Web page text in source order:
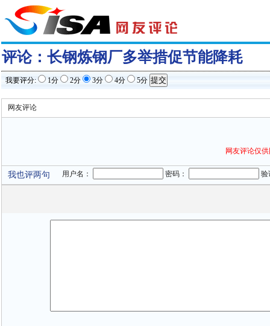
评论： 长钢炼钢厂多举措促节能降耗
我要评分: 1分 2分 3分 4分 5分
网友评论
网友评论仅
我也评两句 用户名： 密码： 验